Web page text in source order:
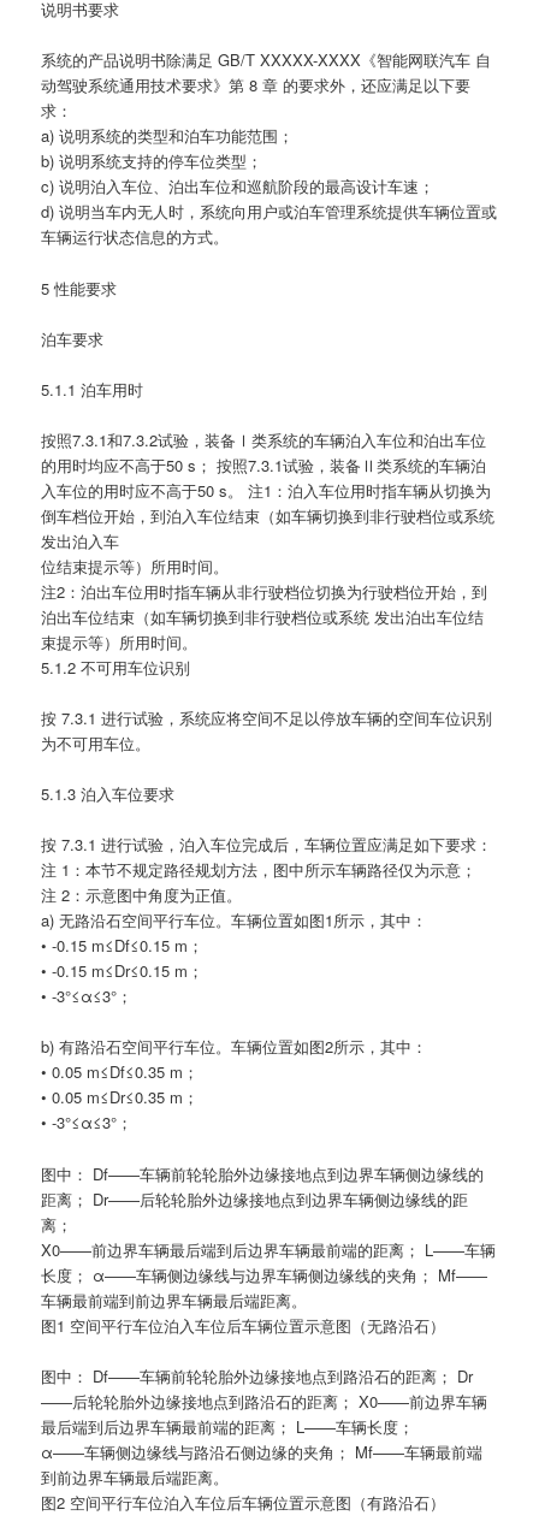
说明书要求
系统的产品说明书除满足 GB/T XXXXX-XXXX《智能网联汽车 自
动驾驶系统通用技术要求》第 8 章 的要求外，还应满足以下要
求：
a) 说明系统的类型和泊车功能范围；
b) 说明系统支持的停车位类型；
c) 说明泊入车位、泊出车位和巡航阶段的最高设计车速；
d) 说明当车内无人时，系统向用户或泊车管理系统提供车辆位置或
车辆运行状态信息的方式。
5 性能要求
泊车要求
5.1.1 泊车用时
按照7.3.1和7.3.2试验，装备Ⅰ类系统的车辆泊入车位和泊出车位
的用时均应不高于50 s； 按照7.3.1试验，装备Ⅱ类系统的车辆泊
入车位的用时应不高于50 s。 注1：泊入车位用时指车辆从切换为
倒车档位开始，到泊入车位结束（如车辆切换到非行驶档位或系统
发出泊入车
位结束提示等）所用时间。
注2：泊出车位用时指车辆从非行驶档位切换为行驶档位开始，到
泊出车位结束（如车辆切换到非行驶档位或系统 发出泊出车位结
束提示等）所用时间。
5.1.2 不可用车位识别
按 7.3.1 进行试验，系统应将空间不足以停放车辆的空间车位识别
为不可用车位。
5.1.3 泊入车位要求
按 7.3.1 进行试验，泊入车位完成后，车辆位置应满足如下要求：
注 1：本节不规定路径规划方法，图中所示车辆路径仅为示意；
注 2：示意图中角度为正值。
a) 无路沿石空间平行车位。车辆位置如图1所示，其中：
• -0.15 m≤Df≤0.15 m；
• -0.15 m≤Dr≤0.15 m；
• -3°≤α≤3°；
b) 有路沿石空间平行车位。车辆位置如图2所示，其中：
• 0.05 m≤Df≤0.35 m；
• 0.05 m≤Dr≤0.35 m；
• -3°≤α≤3°；
图中： Df——车辆前轮轮胎外边缘接地点到边界车辆侧边缘线的
距离； Dr——后轮轮胎外边缘接地点到边界车辆侧边缘线的距
离；
X0——前边界车辆最后端到后边界车辆最前端的距离； L——车辆
长度； α——车辆侧边缘线与边界车辆侧边缘线的夹角； Mf——
车辆最前端到前边界车辆最后端距离。
图1 空间平行车位泊入车位后车辆位置示意图（无路沿石）
图中： Df——车辆前轮轮胎外边缘接地点到路沿石的距离； Dr
——后轮轮胎外边缘接地点到路沿石的距离； X0——前边界车辆
最后端到后边界车辆最前端的距离； L——车辆长度；
α——车辆侧边缘线与路沿石侧边缘的夹角； Mf——车辆最前端
到前边界车辆最后端距离。
图2 空间平行车位泊入车位后车辆位置示意图（有路沿石）